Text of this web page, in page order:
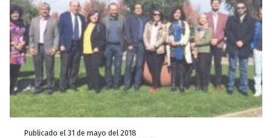
Publicado el 31 de mayo del 2018